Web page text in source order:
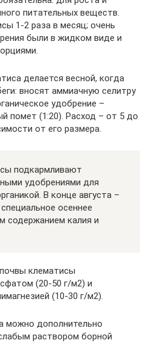
питательных веществ.
1-2 раза в месяц; очень
были в жидком виде и
делается весной, когда
вносят аммиачную селитру
удобрение –
помет (1:20). Расход – от 5 до
от его размера.
подкармливают
удобрениями для
В конце августа –
осеннее
содержанием калия и
клематисы
(20-50 г/м2) и
(10-30 г/м2).
можно дополнительно
раствором борной